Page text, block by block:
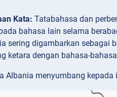
Kata: Tatabahasa dan
bahasa lain selama
sering digambarkan sebagai
ketara dengan bahasa-
Albania menyumbang